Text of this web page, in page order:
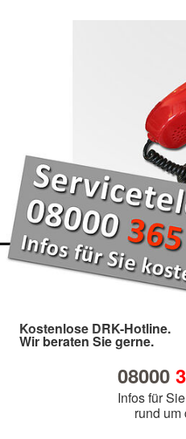
Kostenlose DRK-Hotline.
Wir beraten Sie gerne.
08000
Infos für
rund um